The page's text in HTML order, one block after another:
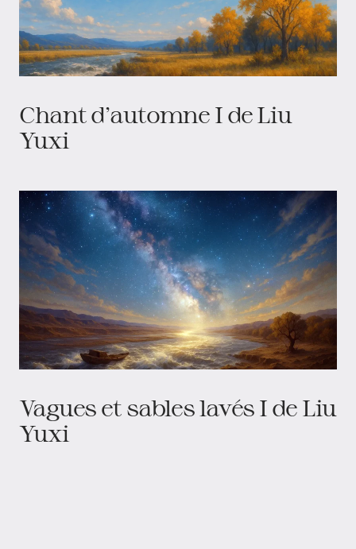
Chant d’automne I de Liu
Yuxi
Vagues et sables lavés I de Liu
Yuxi